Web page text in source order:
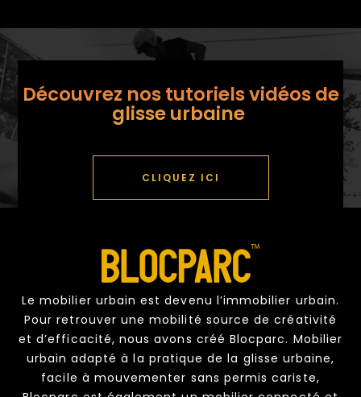
Découvrez nos tutoriels vidéos de
glisse urbaine
CLIQUEZ ICI
Le mobilier urbain est devenu l’immobilier urbain.
Pour retrouver une mobilité source de créativité
et d’efficacité, nous avons créé Blocparc. Mobilier
urbain adapté à la pratique de la glisse urbaine,
facile à mouvementer sans permis cariste,